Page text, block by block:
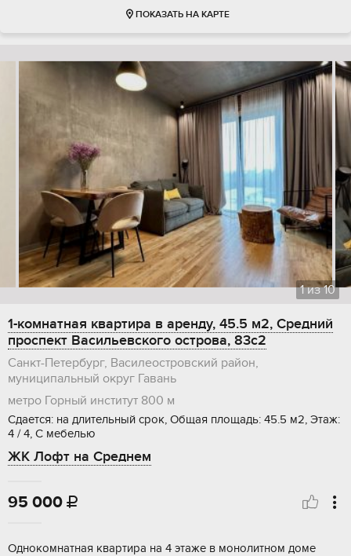
ПОКАЗАТЬ НА КАРТЕ
1из10
1-комнатная квартира в аренду, 45.5 м2, Средний
проспект Васильевского острова, 83с2
Санкт-Петербург, Василеостровский район,
муниципальный округ Гавань
метро Горный институт 800 м
Сдается: на длительный срок, Общая площадь: 45.5 м2, Этаж:
4 / 4, С мебелью
ЖК Лофт на Среднем
95 000 
Однокомнатная квартира на 4 этаже в монолитном доме